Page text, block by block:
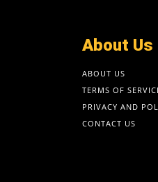
About Us
ABOUT US
TERMS OF
PRIVACY AND
CONTACT US